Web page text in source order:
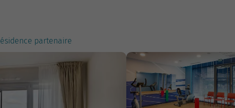
partenaire